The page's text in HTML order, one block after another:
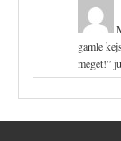
gamle
meget!”